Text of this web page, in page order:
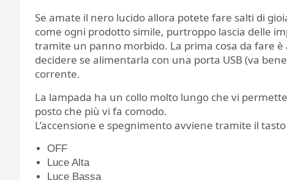
Se amate il nero lucido allora potete fare salti di
come ogni prodotto simile, purtroppo lascia delle
tramite un panno morbido. La prima cosa da fare
decidere se alimentarla con una porta USB (va
corrente.
La lampada ha un collo molto lungo che vi
posto che più vi fa comodo.
L’accensione e spegnimento avviene tramite il
OFF
Luce Alta
Luce Bassa